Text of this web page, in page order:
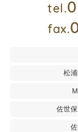
tel.
fax.
松
佐世